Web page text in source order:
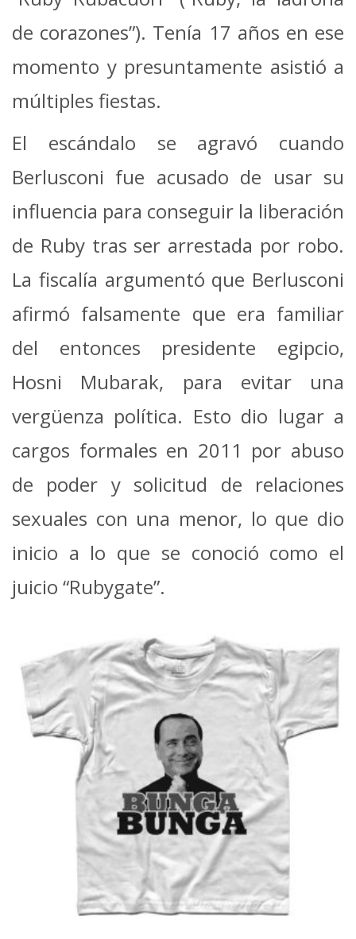
de corazones”). Tenía 17 años en ese
momento y presuntamente asistió a
múltiples fiestas.
El escándalo se agravó cuando
Berlusconi fue acusado de usar su
influencia para conseguir la liberación
de Ruby tras ser arrestada por robo.
La fiscalía argumentó que Berlusconi
afirmó falsamente que era familiar
del entonces presidente egipcio,
Hosni Mubarak, para evitar una
vergüenza política. Esto dio lugar a
cargos formales en 2011 por abuso
de poder y solicitud de relaciones
sexuales con una menor, lo que dio
inicio a lo que se conoció como el
juicio “Rubygate”.